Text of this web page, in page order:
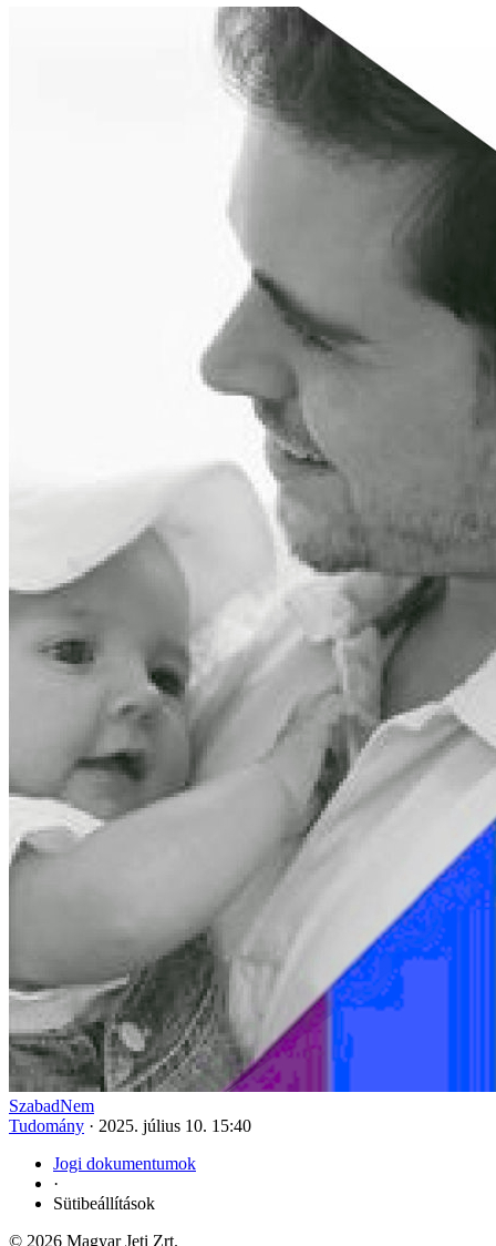
SzabadNem
Tudomány · 2025. július 10. 15:40
Jogi dokumentumok
·
Sütibeállítások
© 2026 Magyar Jeti Zrt.